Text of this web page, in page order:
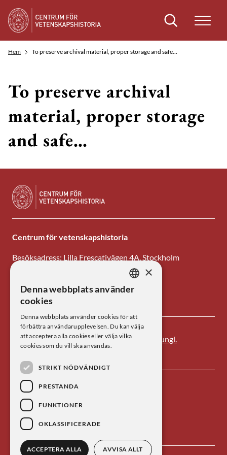
Sök
Hem To preserve archival material, proper storage and safe…
To preserve archival
material, proper storage
and safe…
Centrum för vetenskapshistoria
Besöksadress: Lilla Frescativägen 4A, Stockholm
E-post: centrum@kva.se
Centrum för vetenskapshistoria är ett av
Kungl.
Vetenskapsakademiens forskningsinstitut.
SWEDISH
×
Denna webbplats använder
cookies
Denna webbplats använder cookies för att
förbättra användarupplevelsen. Du kan välja
att acceptera alla cookies eller välja vilka
cookies som du vill ska användas.
STRIKT NÖDVÄNDIGT
PRESTANDA
FUNKTIONER
OKLASSIFICERADE
ACCEPTERA ALLA AVVISA ALLT